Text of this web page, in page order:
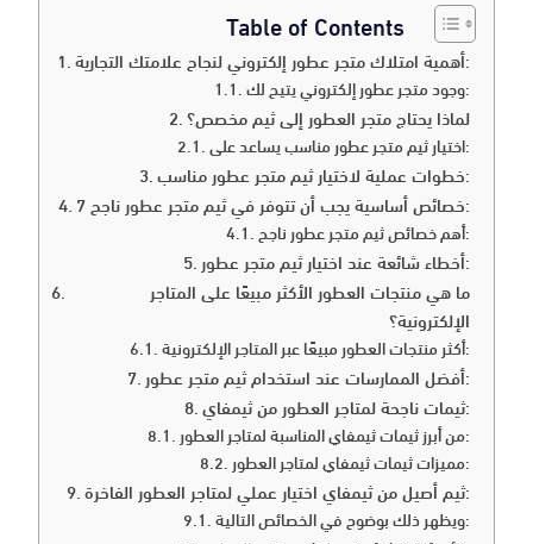
Table of Contents
أهمية امتلاك متجر عطور إلكتروني لنجاح علامتك التجارية:
وجود متجر عطور إلكتروني يتيح لك:
لماذا يحتاج متجر العطور إلى ثيم مخصص؟
اختيار ثيم متجر عطور مناسب يساعد على:
خطوات عملية لاختيار ثيم متجر عطور مناسب:
7 خصائص أساسية يجب أن تتوفر في ثيم متجر عطور ناجح:
أهم خصائص ثيم متجر عطور ناجح:
أخطاء شائعة عند اختيار ثيم متجر عطور:
ما هي منتجات العطور الأكثر مبيعًا على المتاجر
الإلكترونية؟
أكثر منتجات العطور مبيعًا عبر المتاجر الإلكترونية:
أفضل الممارسات عند استخدام ثيم متجر عطور:
ثيمات ناجحة لمتاجر العطور من ثيمفاي:
من أبرز ثيمات ثيمفاي المناسبة لمتاجر العطور:
مميزات ثيمات ثيمفاي لمتاجر العطور:
ثيم أصيل من ثيمفاي اختيار عملي لمتاجر العطور الفاخرة:
ويظهر ذلك بوضوح في الخصائص التالية: